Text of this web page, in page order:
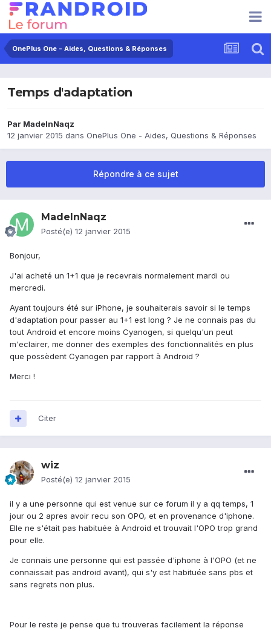
OnePlus One - Aides, Questions & Réponses
Temps d'adaptation
Par MadeInNaqz
12 janvier 2015 dans OnePlus One - Aides, Questions & Réponses
Répondre à ce sujet
MadeInNaqz
Posté(e) 12 janvier 2015
Bonjour,
J'ai acheté un 1+1 que je recevrais normalement mardi ou
mercredi.
Ayant toujours été sur iPhone, je souhaiterais savoir si le temps
d'adaptation pour passer au 1+1 est long ? Je ne connais pas du
tout Android et encore moins Cyanogen, si quelqu'un peut
m'eclairer, me donner des exemples des fonctionnalités en plus
que possèdent Cyanogen par rapport à Android ?
Merci !
Citer
wiz
Posté(e) 12 janvier 2015
il y a une personne qui est venue sur ce forum il y a qq temps, 1
jour ou 2 apres avoir recu son OPO, et en provenance d'iphone.
Elle ne s'était pas habituée à Android et trouvait l'OPO trop grand
pour elle.
Je connais une personne qui est passée d'iphone à l'OPO (et ne
connaissait pas android avant), qui s'y est habituée sans pbs et
sans regrets non plus.
Pour le reste je pense que tu trouveras facilement la réponse